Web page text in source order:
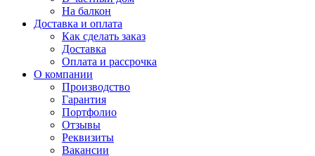
На балкон
Доставка и оплата
Как сделать заказ
Доставка
Оплата и рассрочка
О компании
Производство
Гарантия
Портфолио
Отзывы
Реквизиты
Вакансии